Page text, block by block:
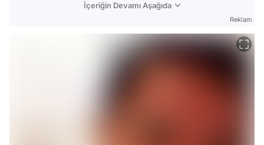
İçeriğin Devamı Aşağıda
Reklam